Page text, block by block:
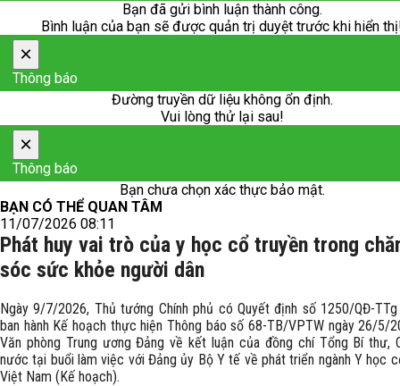
Bạn đã gửi bình luận thành công.
Bình luận của bạn sẽ được quản trị duyệt trước khi hiển
×
Thông báo
Đường truyền dữ liệu không ổn định.
Vui lòng thử lại sau!
×
Thông báo
Bạn chưa chọn xác thực bảo mật.
BẠN CÓ THỂ QUAN TÂM
11/07/2026 08:11
Phát huy vai trò của y học cổ truyền trong
sóc sức khỏe người dân
Ngày 9/7/2026, Thủ tướng Chính phủ có Quyết định số 1250/QĐ-
ban hành Kế hoạch thực hiện Thông báo số 68-TB/VPTW ngày 26/5/
Văn phòng Trung ương Đảng về kết luận của đồng chí Tổng Bí thư,
nước tại buổi làm việc với Đảng ủy Bộ Y tế về phát triển ngành Y học
Việt Nam (Kế hoạch).